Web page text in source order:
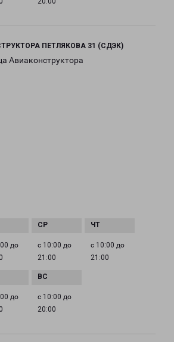
ПЕТЛЯКОВА 31 (СДЭК)
Авиаконструктора
до
с 10:00 до
21:00
с 10:00 до
21:00
до
с 10:00 до
20:00